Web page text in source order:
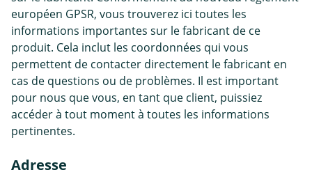
européen GPSR, vous trouverez ici toutes les
informations importantes sur le fabricant de ce
produit. Cela inclut les coordonnées qui vous
permettent de contacter directement le fabricant en
cas de questions ou de problèmes. Il est important
pour nous que vous, en tant que client, puissiez
accéder à tout moment à toutes les informations
pertinentes.
Adresse